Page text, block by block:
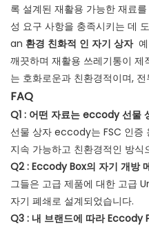
록 설계된 재활용 가능한 재료
성 요구 사항을 충족시키는 데
an 환경 친화적 인 자기 상자
깨끗하며 재활용 쓰레기통이 제
는 호화로운과 친환경적이며,
FAQ
Q1 : 어떤 자료는 eccody 선물
선물 상자 eccody는 FSC 인증
지속 가능하고 친환경적인 방식
Q2 : Eccody Box의 자기 개방
그들은 고급 제품에 대한 고급
자기 폐쇄로 설계되었습니다.
Q3 : 내 브랜드에 따라 Eccody